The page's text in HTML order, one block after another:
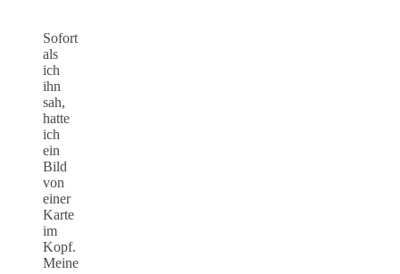
Sofort
als
ich
ihn
sah,
hatte
ich
ein
Bild
von
einer
Karte
im
Kopf.
Meine